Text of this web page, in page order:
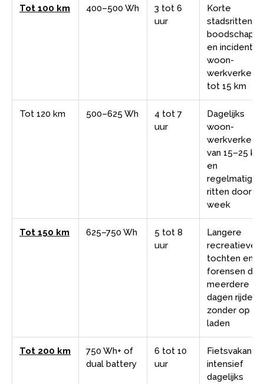
Tot 100 km 400–500 Wh
3 tot 6
uur
Korte
stadsritten,
en
woon-
werkverkeer
tot 15 km
Tot 120 km 500–625 Wh
4 tot 7
uur
Dagelijks
woon-
werkverkeer
van 15–25 km
en
regelmatige
ritten door
week
Tot 150 km 625–750 Wh
5 tot 8
uur
Langere
recreatieve
tochten en
forensen die
meerdere
dagen rijden
zonder op te
laden
Tot 200 km
750 Wh+ of
dual battery
6 tot 10
uur
intensief
dagelijks